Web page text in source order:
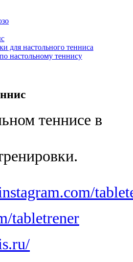
для настольного тенниса
настольному теннису
теннисе в
tabletrener